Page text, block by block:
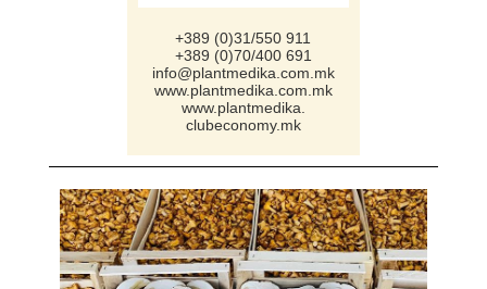
+389 (0)31/550 911
+389 (0)70/400 691
info@plantmedika.com.mk
www.plantmedika.com.mk
www.plantmedika.
clubeconomy.mk